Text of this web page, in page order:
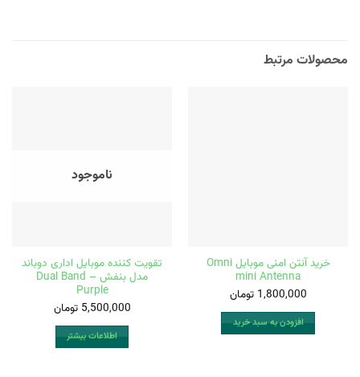
محصولات مرتبط
خرید آنتن امنی موبایل Omni
mini Antenna
1,800,000 تومان
افزودن به سبد خرید
ناموجود
تقویت کننده موبایل اداری دوباند
مدل بنفش – Dual Band
Purple
5,500,000 تومان
اطلاعات بیشتر